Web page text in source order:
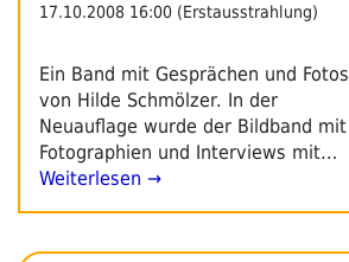
17.10.2008 16:00 (Erstausstrahlung)
Ein Band mit Gesprächen und Fotos
von Hilde Schmölzer. In der
Neuauflage wurde der Bildband mit
Fotographien und Interviews mit…
Weiterlesen →